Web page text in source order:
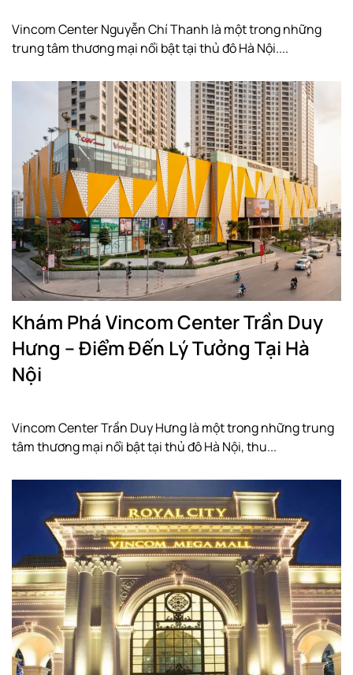
Vincom Center Nguyễn Chí Thanh là một trong những
trung tâm thương mại nổi bật tại thủ đô Hà Nội....
Khám Phá Vincom Center Trần Duy
Hưng – Điểm Đến Lý Tưởng Tại Hà
Nội
Vincom Center Trần Duy Hưng là một trong những trung
tâm thương mại nổi bật tại thủ đô Hà Nội, thu...